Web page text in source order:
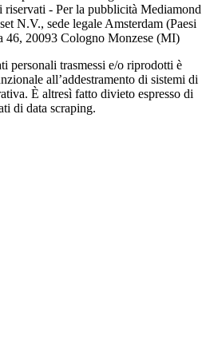
- Per la pubblicità Mediamond
N.V., sede legale Amsterdam (Paesi
46, 20093 Cologno Monzese (MI)
personali trasmessi e/o riprodotti è
all’addestramento di sistemi di
È altresì fatto divieto espresso di
di data scraping.